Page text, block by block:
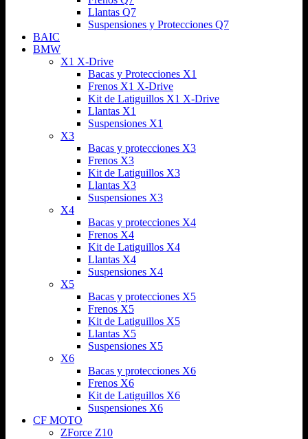
Llantas Q7
Suspensiones y Protecciones Q7
BAIC
BMW
X1 X-Drive
Bacas y Protecciones X1
Frenos X1 X-Drive
Kit de Latiguillos X1 X-Drive
Llantas X1
Suspensiones X1
X3
Bacas y protecciones X3
Frenos X3
Kit de Latiguillos X3
Llantas X3
Suspensiones X3
X4
Bacas y protecciones X4
Frenos X4
Kit de Latiguillos X4
Llantas X4
Suspensiones X4
X5
Bacas y protecciones X5
Frenos X5
Kit de Latiguillos X5
Llantas X5
Suspensiones X5
X6
Bacas y protecciones X6
Frenos X6
Kit de Latiguillos X6
Suspensiones X6
CF MOTO
ZForce Z10